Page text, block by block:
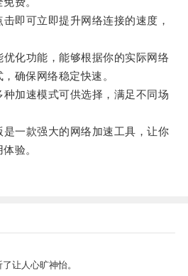
可立即提升网络连接的速度，
化功能，能够根据你的实际网络
确保网络稳定快速。
加速模式可供选择，满足不同场
一款强大的网络加速工具，让你
验。
让人心旷神怡。